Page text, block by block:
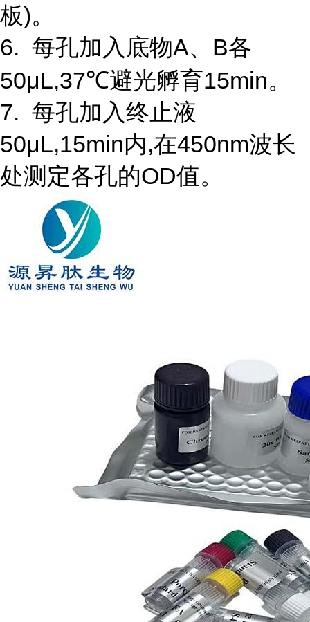
板)。
6. 每孔加入底物A、B各
50μL,37℃避光孵育15min。
7. 每孔加入终止液
50μL,15min内,在450nm波长
处测定各孔的OD值。